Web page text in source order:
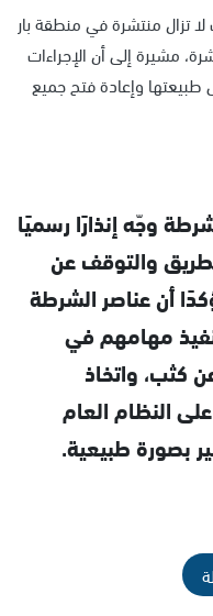
تزال منتشرة في منطقة بار
مشيرة إلى أن الإجراءات
طبيعتها وإعادة فتح جميع
وجّه إنذارًا رسميًا
والتوقف عن
أن عناصر الشرطة
مهامهم في
كثب، واتخاذ
النظام العام
بصورة طبيعية.